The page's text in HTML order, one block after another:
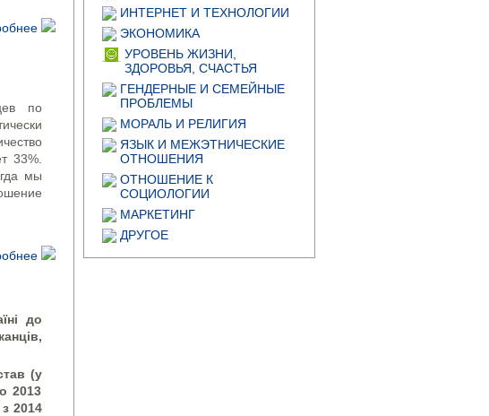
по
33%.
мы
до
(у
2013
2014
ИНТЕРНЕТ И ТЕХНОЛОГИИ
ЭКОНОМИКА
УРОВЕНЬ ЖИЗНИ,
ЗДОРОВЬЯ, СЧАСТЬЯ
ГЕНДЕРНЫЕ И СЕМЕЙНЫЕ
ПРОБЛЕМЫ
МОРАЛЬ И РЕЛИГИЯ
ЯЗЫК И МЕЖЭТНИЧЕСКИЕ
ОТНОШЕНИЯ
ОТНОШЕНИЕ К
СОЦИОЛОГИИ
МАРКЕТИНГ
ДРУГОЕ